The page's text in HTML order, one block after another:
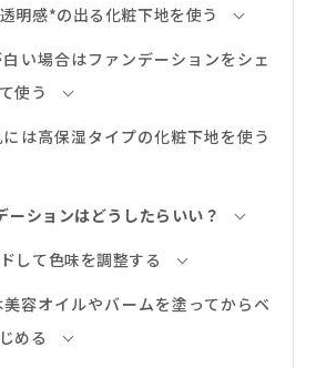
明感*の出る化粧下地を使う
い場合はファンデーションをシェ
使う
は高保湿タイプの化粧下地を使う
ションはどうしたらいい？
して色味を調整する
容オイルやバームを塗ってからベ
める